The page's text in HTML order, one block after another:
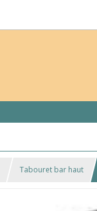
Tabouret bar haut